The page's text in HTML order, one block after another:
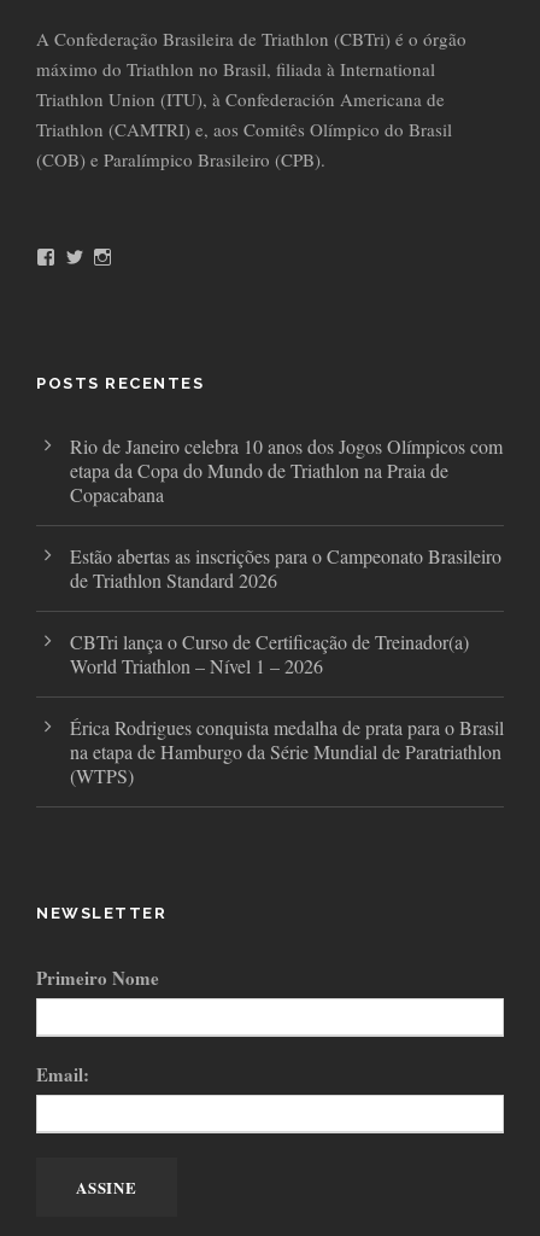
A Confederação Brasileira de Triathlon (CBTri) é o órgão
máximo do Triathlon no Brasil, filiada à International
Triathlon Union (ITU), à Confederación Americana de
Triathlon (CAMTRI) e, aos Comitês Olímpico do Brasil
(COB) e Paralímpico Brasileiro (CPB).
k
T
a
POSTS RECENTES
Rio de Janeiro celebra 10 anos dos Jogos Olímpicos com
etapa da Copa do Mundo de Triathlon na Praia de
Copacabana
Estão abertas as inscrições para o Campeonato Brasileiro
de Triathlon Standard 2026
CBTri lança o Curso de Certificação de Treinador(a)
World Triathlon – Nível 1 – 2026
Érica Rodrigues conquista medalha de prata para o Brasil
na etapa de Hamburgo da Série Mundial de Paratriathlon
(WTPS)
NEWSLETTER
Primeiro Nome
Email: